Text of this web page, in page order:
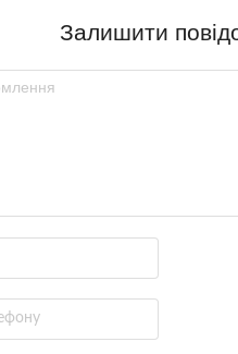
Залишити